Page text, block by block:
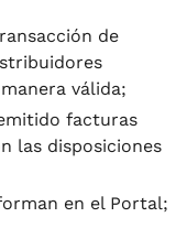
de
válida;
facturas
las disposiciones
en el Portal;